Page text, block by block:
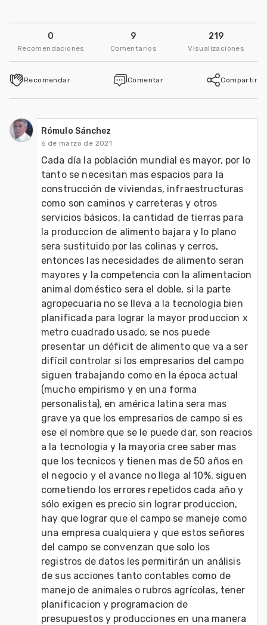
0
Recomendaciones
9
Comentarios
219
Visualizaciones
Recomendar Comentar Compartir
Rómulo Sánchez
6 de marzo de 2021
Cada día la población mundial es mayor, por lo
tanto se necesitan mas espacios para la
construcción de viviendas, infraestructuras
como son caminos y carreteras y otros
servicios básicos, la cantidad de tierras para
la produccion de alimento bajara y lo plano
sera sustituido por las colinas y cerros,
entonces las necesidades de alimento seran
mayores y la competencia con la alimentacion
animal doméstico sera el doble, si la parte
agropecuaria no se lleva a la tecnologia bien
planificada para lograr la mayor produccion x
metro cuadrado usado, se nos puede
presentar un déficit de alimento que va a ser
difícil controlar si los empresarios del campo
siguen trabajando como en la época actual
(mucho empirismo y en una forma
personalista), en américa latina sera mas
grave ya que los empresarios de campo si es
ese el nombre que se le puede dar, son reacios
a la tecnologia y la mayoria cree saber mas
que los tecnicos y tienen mas de 50 años en
el negocio y el avance no llega al 10%, siguen
cometiendo los errores repetidos cada año y
sólo exigen es precio sin lograr produccion,
hay que lograr que el campo se maneje como
una empresa cualquiera y que estos señores
del campo se convenzan que solo los
registros de datos les permitirán un análisis
de sus acciones tanto contables como de
manejo de animales o rubros agrícolas, tener
planificacion y programacion de
presupuestos y producciones en una manera